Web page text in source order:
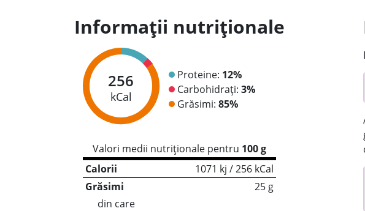
Informații nutriționale
256
kCal
Proteine: 12%
Carbohidrați: 3%
Grăsimi: 85%
Valori medii nutriționale pentru 100 g
Calorii
1071 kj / 256 kCal
Grăsimi
25 g
din care